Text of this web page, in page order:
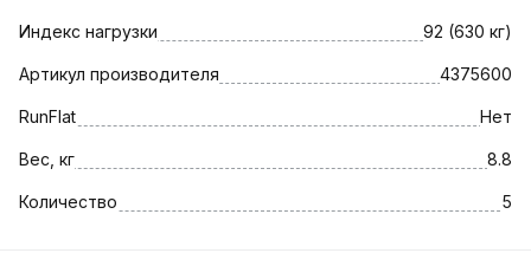
Индекс нагрузки 92 (630 кг)
Артикул производителя 4375600
RunFlat Нет
Вес, кг 8.8
Количество 5